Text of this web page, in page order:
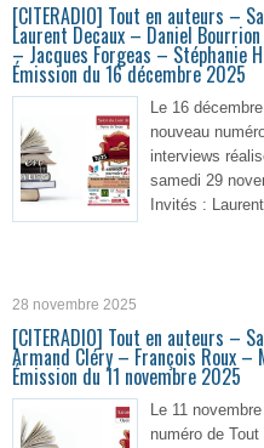
[CITERADIO] Tout en auteurs –
Laurent Decaux – Daniel
– Jacques Forgeas – Stéphanie
Émission du 16 décembre 2025
Le 16
nouveau
interviews
samedi 29
Invités :
28 novembre 2025
[CITERADIO] Tout en auteurs –
Armand Cléry – François Roux
Émission du 11 novembre 2025
Le 11
numéro de